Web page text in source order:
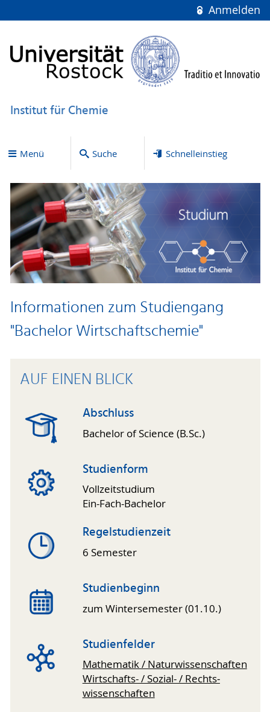
Anmelden
Institut für Chemie
Menü Suche Schnelleinstieg
Informationen zum Studiengang
"Bachelor Wirtschaftschemie"
AUF EINEN BLICK
Abschluss
Bachelor of Science (B.Sc.)
Studienform
Vollzeitstudium
Ein-Fach-Bachelor
Regelstudienzeit
6 Semester
Studienbeginn
zum Wintersemester (01.10.)
Studienfelder
Mathematik / Natur­wissen­schaften
Wirtschafts- / Sozial- / Rechts­
wissen­schaften